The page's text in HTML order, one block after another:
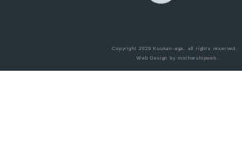
Copyright 2026Kuukan-aga
. all rights reserved.
Web Design bymothershipweb
Items